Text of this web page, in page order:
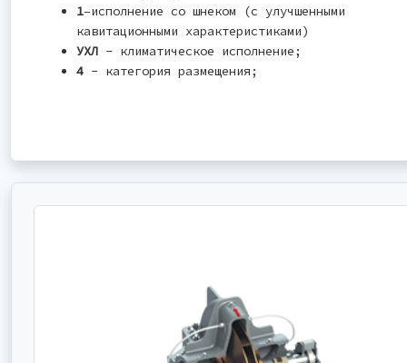
1–исполнение со шнеком (с улучшенными
кавитационными характеристиками)
УХЛ - климатическое исполнение;
4 - категория размещения;